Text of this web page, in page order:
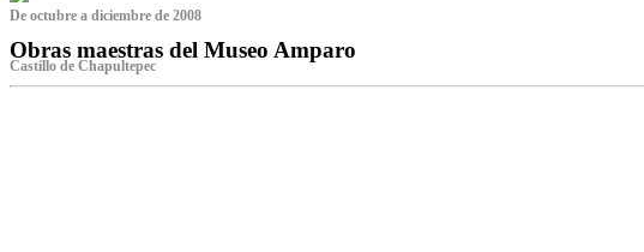
De octubre a diciembre de 2008
Obras maestras del Museo Amparo
Castillo de Chapultepec